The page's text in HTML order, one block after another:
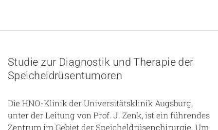
Studie zur Diagnostik und Therapie der
Speicheldrüsentumoren
Die HNO-Klinik der Universitätsklinik Augsburg,
unter der Leitung von Prof. J. Zenk, ist ein führendes
Zentrum im Gebiet der Speicheldrüsenchirurgie. Um